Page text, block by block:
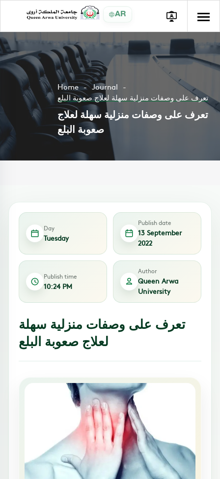
AR
Home
Journal
تعرف على وصفات منزلية سهلة لعلاج صعوبة البلع
تعرف على وصفات منزلية سهلة لعلاج
صعوبة البلع
Day
Tuesday
Publish date
13 September
2022
Publish time
10:24 PM
Author
Queen Arwa
University
تعرف على وصفات منزلية سهلة
لعلاج صعوبة البلع